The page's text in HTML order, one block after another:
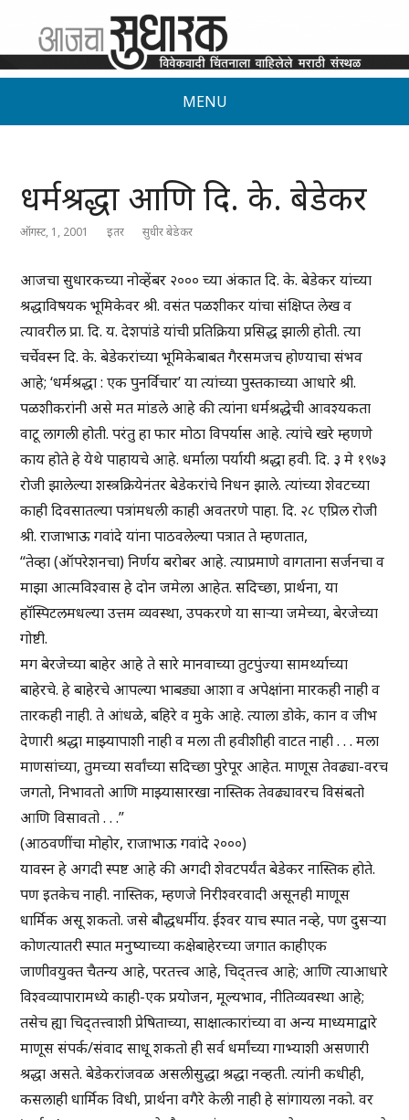
MENU
धर्मश्रद्धा आणि दि. के. बेडेकर
ऑगस्ट, 1, 2001 इतर सुधीर बेडेकर
आजचा सुधारकच्या नोव्हेंबर २००० च्या अंकात दि. के. बेडेकर यांच्या
श्रद्धाविषयक भूमिकेवर श्री. वसंत पळशीकर यांचा संक्षिप्त लेख व
त्यावरील प्रा. दि. य. देशपांडे यांची प्रतिक्रिया प्रसिद्ध झाली होती. त्या
चर्चेवस्न दि. के. बेडेकरांच्या भूमिकेबाबत गैरसमजच होण्याचा संभव
आहे; ‘धर्मश्रद्धा : एक पुनर्विचार’ या त्यांच्या पुस्तकाच्या आधारे श्री.
पळशीकरांनी असे मत मांडले आहे की त्यांना धर्मश्रद्धेची आवश्यकता
वाटू लागली होती. परंतु हा फार मोठा विपर्यास आहे. त्यांचे खरे म्हणणे
काय होते हे येथे पाहायचे आहे. धर्माला पर्यायी श्रद्धा हवी. दि. ३ मे १९७३
रोजी झालेल्या शस्त्रक्रियेनंतर बेडेकरांचे निधन झाले. त्यांच्या शेवटच्या
काही दिवसातल्या पत्रांमधली काही अवतरणे पाहा. दि. २८ एप्रिल रोजी
श्री. राजाभाऊ गवांदे यांना पाठवलेल्या पत्रात ते म्हणतात,
“तेव्हा (ऑपरेशनचा) निर्णय बरोबर आहे. त्याप्रमाणे वागताना सर्जनचा व
माझा आत्मविश्वास हे दोन जमेला आहेत. सदिच्छा, प्रार्थना, या
हॉस्पिटलमधल्या उत्तम व्यवस्था, उपकरणे या साऱ्या जमेच्या, बेरजेच्या
गोष्टी.
मग बेरजेच्या बाहेर आहे ते सारे मानवाच्या तुटपुंज्या सामर्थ्याच्या
बाहेरचे. हे बाहेरचे आपल्या भाबड्या आशा व अपेक्षांना मारकही नाही व
तारकही नाही. ते आंधळे, बहिरे व मुके आहे. त्याला डोके, कान व जीभ
देणारी श्रद्धा माझ्यापाशी नाही व मला ती हवीशीही वाटत नाही . . . मला
माणसांच्या, तुमच्या सर्वांच्या सदिच्छा पुरेपूर आहेत. माणूस तेवढ्या-वरच
जगतो, निभावतो आणि माझ्यासारखा नास्तिक तेवढ्यावरच विसंबतो
आणि विसावतो . . .”
(आठवणींचा मोहोर, राजाभाऊ गवांदे २०००)
यावस्न हे अगदी स्पष्ट आहे की अगदी शेवटपर्यंत बेडेकर नास्तिक होते.
पण इतकेच नाही. नास्तिक, म्हणजे निरीश्वरवादी असूनही माणूस
धार्मिक असू शकतो. जसे बौद्धधर्मीय. ईश्वर याच स्पात नव्हे, पण दुसऱ्या
कोणत्यातरी स्पात मनुष्याच्या कक्षेबाहेरच्या जगात काहीएक
जाणीवयुक्त चैतन्य आहे, परतत्त्व आहे, चिद्तत्त्व आहे; आणि त्याआधारे
विश्वव्यापारामध्ये काही-एक प्रयोजन, मूल्यभाव, नीतिव्यवस्था आहे;
तसेच ह्या चिद्तत्त्वाशी प्रेषिताच्या, साक्षात्कारांच्या वा अन्य माध्यमाद्वारे
माणूस संपर्क/संवाद साधू शकतो ही सर्व धर्मांच्या गाभ्याशी असणारी
श्रद्धा असते. बेडेकरांजवळ असलीसुद्धा श्रद्धा नव्हती. त्यांनी कधीही,
कसलाही धार्मिक विधी, प्रार्थना वगैरे केली नाही हे सांगायला नको. वर